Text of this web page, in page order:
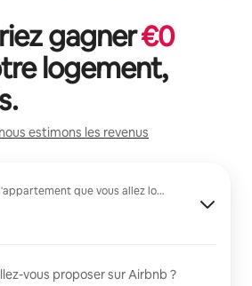
gagner€0
logement,
.
estimons les revenus
que vous allez louer ?
vous proposer sur Airbnb ?